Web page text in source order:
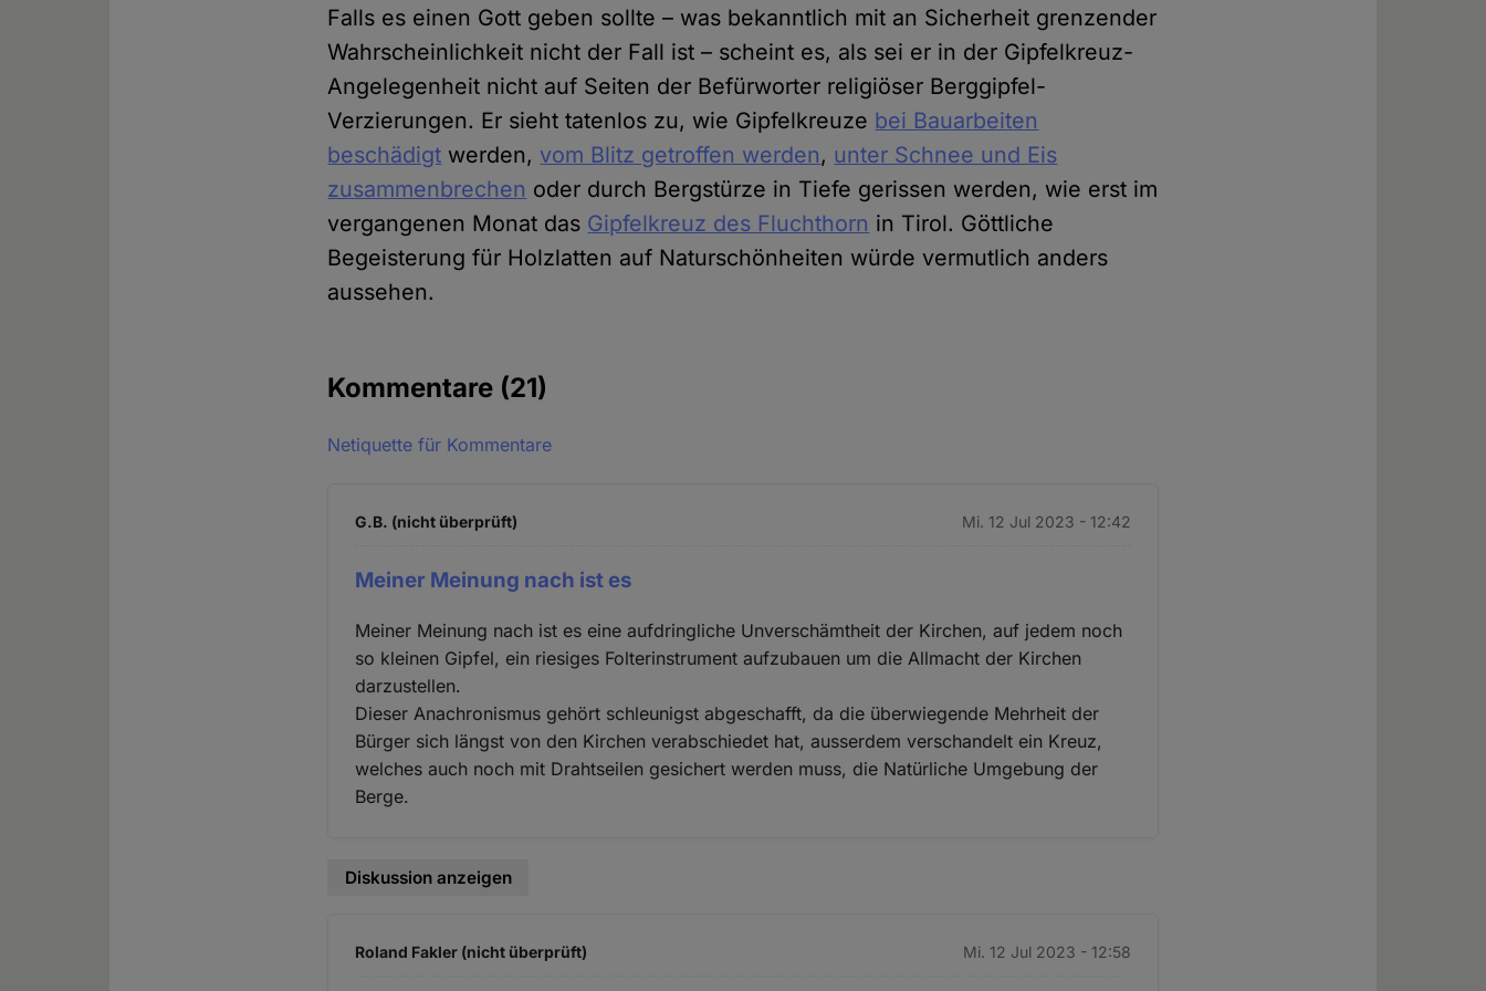
Falls es einen Gott geben sollte – was bekanntlich mit an Sicherheit grenzender
Wahrscheinlichkeit nicht der Fall ist – scheint es, als sei er in der Gipfelkreuz-
Angelegenheit nicht auf Seiten der Befürworter religiöser Berggipfel-
Verzierungen. Er sieht tatenlos zu, wie Gipfelkreuze bei Bauarbeiten
beschädigt werden, vom Blitz getroffen werden, unter Schnee und Eis
zusammenbrechen oder durch Bergstürze in Tiefe gerissen werden, wie erst im
vergangenen Monat das Gipfelkreuz des Fluchthorn in Tirol. Göttliche
Begeisterung für Holzlatten auf Naturschönheiten würde vermutlich anders
aussehen.
Kommentare (21)
Netiquette für Kommentare
G.B. (nicht überprüft) Mi. 12 Jul 2023 - 12:42
Meiner Meinung nach ist es
Meiner Meinung nach ist es eine aufdringliche Unverschämtheit der Kirchen, auf jedem noch
so kleinen Gipfel, ein riesiges Folterinstrument aufzubauen um die Allmacht der Kirchen
darzustellen.
Dieser Anachronismus gehört schleunigst abgeschafft, da die überwiegende Mehrheit der
Bürger sich längst von den Kirchen verabschiedet hat, ausserdem verschandelt ein Kreuz,
welches auch noch mit Drahtseilen gesichert werden muss, die Natürliche Umgebung der
Berge.
Diskussion anzeigen
Roland Fakler (nicht überprüft) Mi. 12 Jul 2023 - 12:58